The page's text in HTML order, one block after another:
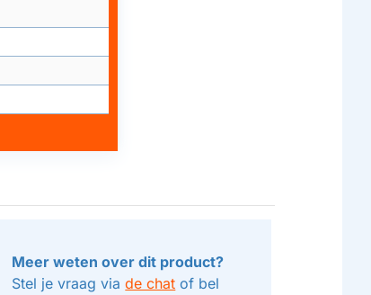
Meer weten over dit product?
Stel je vraag viade chat of bel